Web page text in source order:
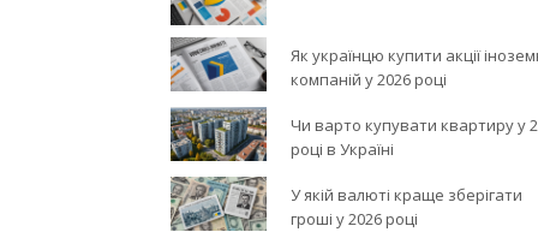
Як українцю купити акції
компаній у 2026 році
Чи варто купувати квартиру у
році в Україні
У якій валюті краще зберігати
гроші у 2026 році